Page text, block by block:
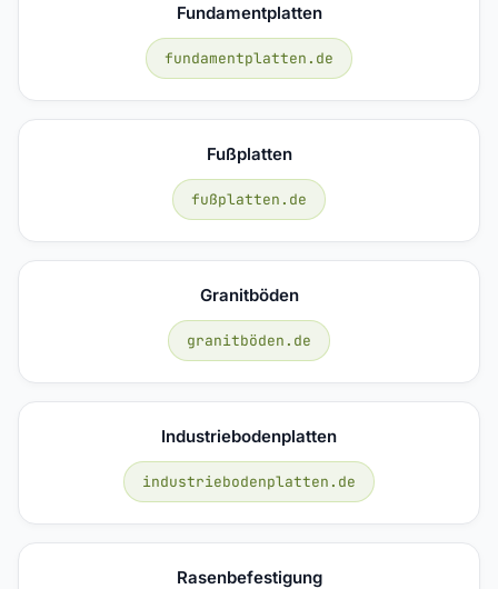
Fundamentplatten
fundamentplatten.de
Fußplatten
fußplatten.de
Granitböden
granitböden.de
Industriebodenplatten
industriebodenplatten.de
Rasenbefestigung